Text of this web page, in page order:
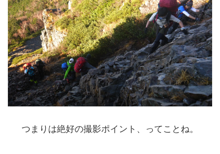
つまりは絶好の撮影ポイント、ってことね。